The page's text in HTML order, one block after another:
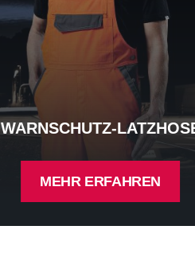
WARNSCHUTZ-
MEHR ERFAHREN